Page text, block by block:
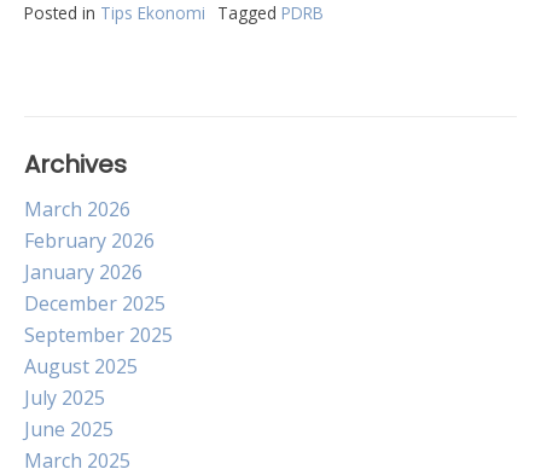
Posted in Tips Ekonomi Tagged PDRB
Archives
March 2026
February 2026
January 2026
December 2025
September 2025
August 2025
July 2025
June 2025
March 2025